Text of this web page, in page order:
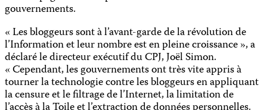
gouvernements.
« Les bloggeurs sont à l’avant-garde de la révolution de
l’Information et leur nombre est en pleine croissance », a
déclaré le directeur exécutif du CPJ, Joël Simon.
« Cependant, les gouvernements ont très vite appris à
tourner la technologie contre les bloggeurs en appliquant
la censure et le filtrage de l’Internet, la limitation de